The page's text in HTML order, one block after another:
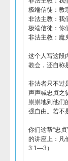
极端信徒：教
非法主教：我
极端信徒：你
非法主教：魔
这个人写这段
教会，还自称
非法者只不过
声声喊忠贞之
祟祟地到他们
强自由。若不
你们这帮“忠
的讲座上：凡
3:1—3）